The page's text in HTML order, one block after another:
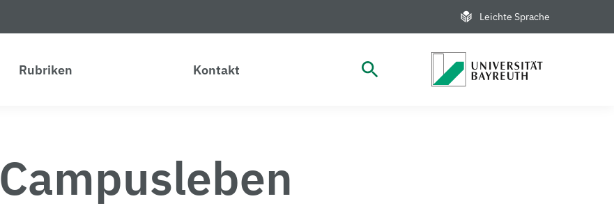
Leichte Sprache
Rubriken Kontakt Suche öffnen
Campusleben